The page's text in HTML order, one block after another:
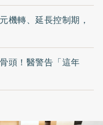
機轉、延長控制期，
頭！醫警告「這年